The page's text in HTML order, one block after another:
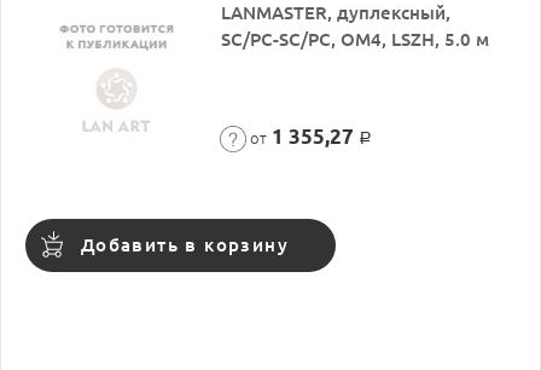
LANMASTER, дуплексный,
SC/PC-SC/PC, OM4, LSZH, 5.0 м
от 1 355,27 Р
Добавить в корзину